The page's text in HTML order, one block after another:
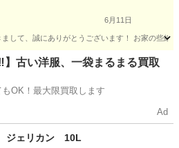
6月11日
して、誠にありがとうございます！ お家の些
フォーム
】古い洋服、一袋まるまる買取
OK！最大限買取します
Ad
ジェリカン 10L